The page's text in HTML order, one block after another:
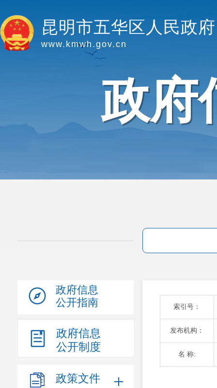
昆明市五华区人民政府
www.kmwh.gov.cn
政府
政府信息
公开指南
政府信息
公开制度
政策文件
索引号：
发布机构：
名 称: